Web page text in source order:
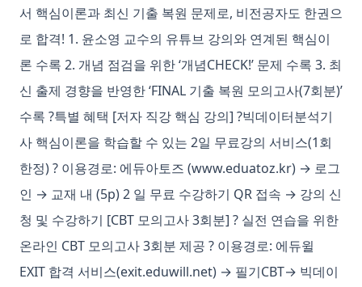
서 핵심이론과 최신 기출 복원 문제로, 비전공자도 한권으
로 합격! 1. 윤소영 교수의 유튜브 강의와 연계된 핵심이
론 수록 2. 개념 점검을 위한 ‘개념CHECK!’ 문제 수록 3. 최
신 출제 경향을 반영한 ‘FINAL 기출 복원 모의고사(7회분)’
수록 ?특별 혜택 [저자 직강 핵심 강의] ?빅데이터분석기
사 핵심이론을 학습할 수 있는 2일 무료강의 서비스(1회
한정) ? 이용경로: 에듀아토즈 (www.eduatoz.kr) → 로그
인 → 교재 내 (5p) 2 일 무료 수강하기 QR 접속 → 강의 신
청 및 수강하기 [CBT 모의고사 3회분] ? 실전 연습을 위한
온라인 CBT 모의고사 3회분 제공 ? 이용경로: 에듀윌
EXIT 합격 서비스(exit.eduwill.net) → 필기CBT→ 빅데이